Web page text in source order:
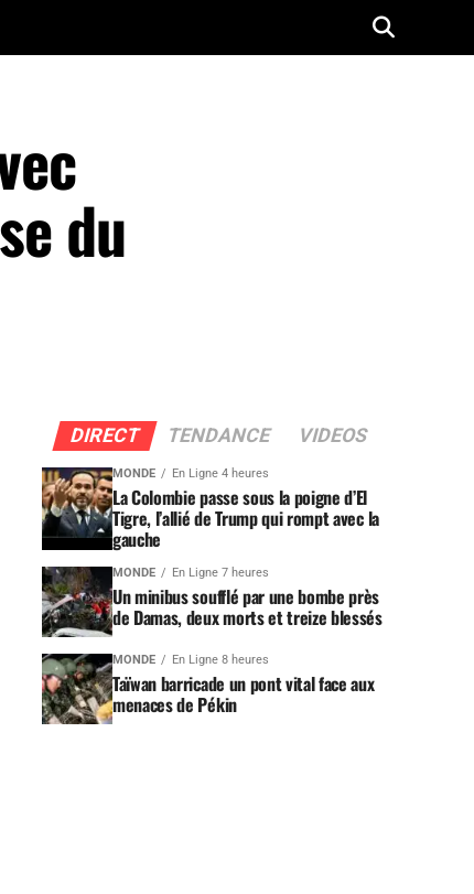
du
DIRECT TENDANCE VIDEOS
MONDE En Ligne 4 heures
La Colombie passe sous la poigne d’El
Tigre, l’allié de Trump qui rompt avec la
gauche
MONDE En Ligne 7 heures
Un minibus soufflé par une bombe près
de Damas, deux morts et treize blessés
MONDE En Ligne 8 heures
Taïwan barricade un pont vital face aux
menaces de Pékin